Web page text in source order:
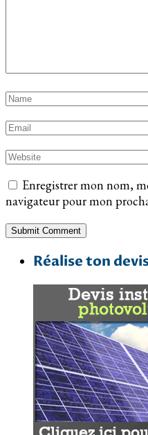
Enregistrer mon nom,
navigateur pour mon
Réalise ton